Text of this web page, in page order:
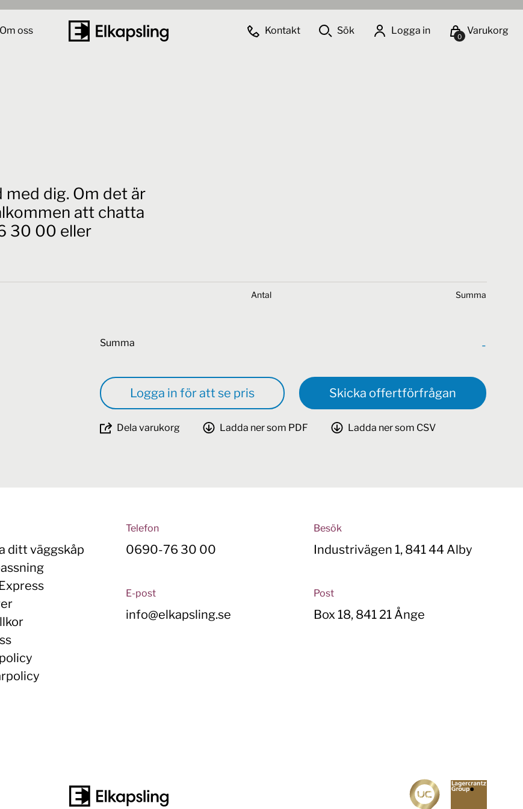
Om oss Kontakt Sök Logga in Varukorg
0
med dig. Om det är
att chatta
30 00 eller
Antal Summa
Summa -
Logga in för att se pris Skicka offertförfrågan
Dela varukorg Ladda ner som PDF Ladda ner som CSV
ditt väggskåp
Telefon
0690-76 30 00
E-post
info@elkapsling.se
Besök
Industrivägen 1, 841 44 Alby
Post
Box 18, 841 21 Ånge